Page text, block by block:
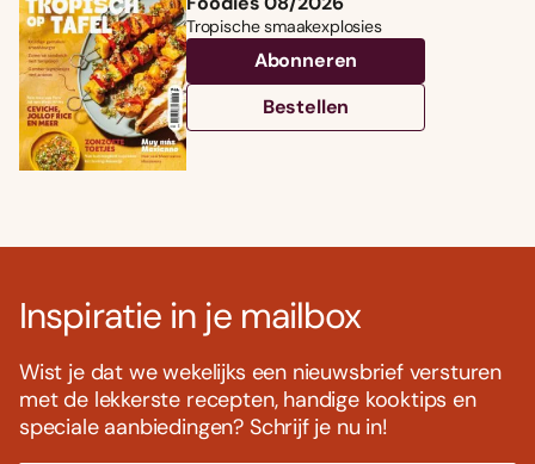
Tropische smaakexplosies
Abonneren
Bestellen
Inspiratie in je mailbox
Wist je dat we wekelijks een nieuwsbrief versturen
met de lekkerste recepten, handige kooktips en
speciale aanbiedingen? Schrijf je nu in!